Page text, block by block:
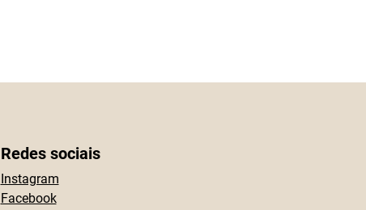
Redes sociais
Instagram
Facebook